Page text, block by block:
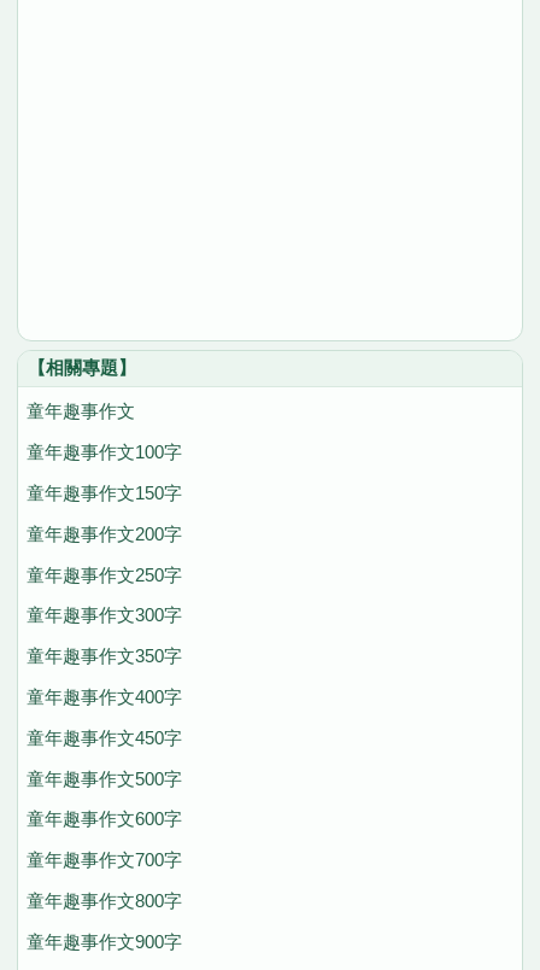
【相關專題】
童年趣事作文
童年趣事作文100字
童年趣事作文150字
童年趣事作文200字
童年趣事作文250字
童年趣事作文300字
童年趣事作文350字
童年趣事作文400字
童年趣事作文450字
童年趣事作文500字
童年趣事作文600字
童年趣事作文700字
童年趣事作文800字
童年趣事作文900字